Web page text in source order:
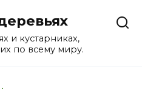
и кустарниках,
по всему миру.